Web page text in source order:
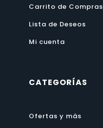
Carrito de Compras
Lista de Deseos
Mi cuenta
CATEGORÍAS
Ofertas y más